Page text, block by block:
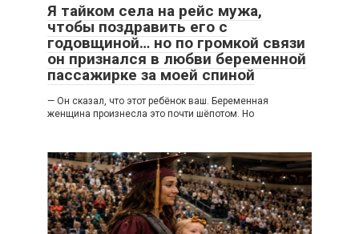
Я тайком села на рейс мужа,
чтобы поздравить его с
годовщиной… но по громкой связи
он признался в любви беременной
пассажирке за моей спиной
— Он сказал, что этот ребёнок ваш. Беременная
женщина произнесла это почти шёпотом. Но